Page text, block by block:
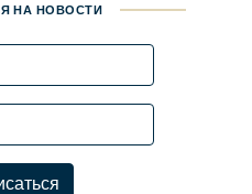
НА НОВОСТИ